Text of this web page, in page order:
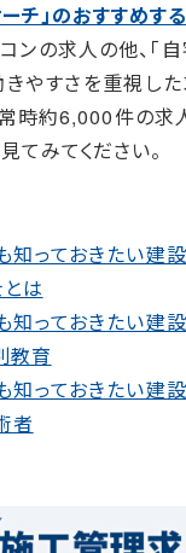
チ」のおすすめす
ンの求人の他、「自
やすさを重視し
時約6,000件の求
てみてください。
っておきたい建
は
っておきたい建
教育
っておきたい建
者